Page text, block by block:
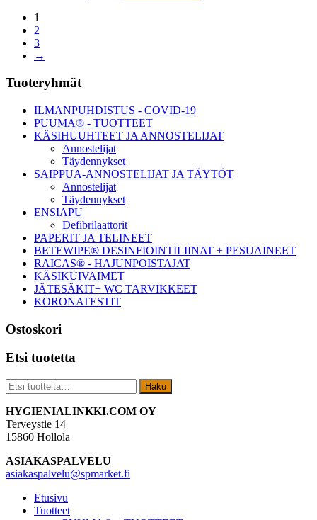
1
2
3
→
Ensisijainen
sivupalkki
Tuoteryhmät
ILMANPUHDISTUS - COVID-19
PUUMA® - TUOTTEET
KÄSIHUUHTEET JA ANNOSTELIJAT
Annostelijat
Täydennykset
SAIPPUA-ANNOSTELIJAT JA TÄYTÖT
Annostelijat
Täydennykset
ENSIAPU
Defibrilaattorit
PAPERIT JA TELINEET
BETEWIPE® DESINFIOINTILIINAT + PESUAINEET
RAICAS® - HAJUNPOISTAJAT
KÄSIKUIVAIMET
JÄTESÄKIT+ WC TARVIKKEET
KORONATESTIT
Ostoskori
Etsi tuotetta
Etsi: Haku
Footer
HYGIENIALINKKI.COM OY
Terveystie 14
15860 Hollola
ASIAKASPALVELU
asiakaspalvelu@spmarket.fi
Etusivu
Tuotteet